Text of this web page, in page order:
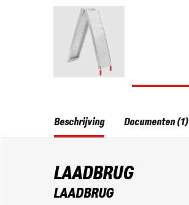
Beschrijving
LAADBRUG
LAADBRUG
Documenten (1)